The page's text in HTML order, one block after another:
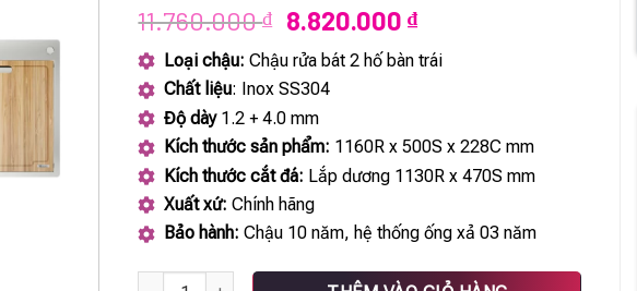
11.760.000₫
Giá
gốc
là:
11.760.000 ₫.
8.820.000 ₫Giá
hiện
tại
Loại chậu: Chậu rửa bát 2 hố bàn trái
Chất liệu: Inox SS304
Độ dày1.2 + 4.0 mm
Kích thước sản phẩm: 1160R x 500S x 228C mm
Kích thước cắt đá: Lắp dương 1130R x 470S mm
Xuất xứ: Chính hãng
Bảo hành: Chậu 10 năm, hệ thống ống xả 03 năm
Chậu rửa bát KONOX KN11650TD Bàn trái số lượng